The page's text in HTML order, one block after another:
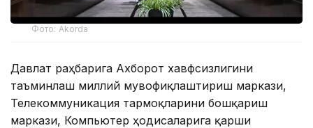
Фото: Akorda
Давлат раҳбарига Ахборот хавфсизлигини
таъминлаш миллий мувофиқлаштириш маркази,
Телекоммуникация тармоқларини бошқариш
маркази, Компьютер ҳодисаларига қарши